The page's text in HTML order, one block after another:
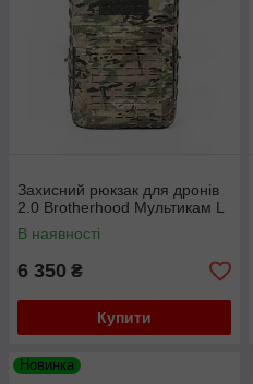
Захисний рюкзак для дронів
2.0 Brotherhood Мультикам L
В наявності
6 350 ₴
Купити
Новинка